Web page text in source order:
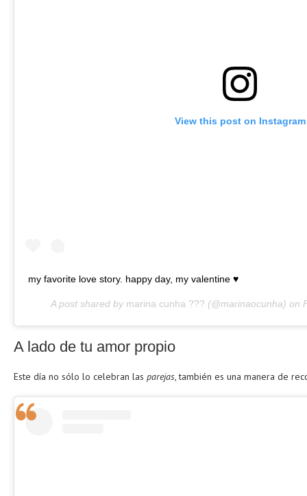
View this post on Instagram
my favorite love story. happy day, my valentine ♥️
A post shared by marina cunha ??? (@marinaocunha) on
A lado de tu amor propio
Este día no sólo lo celebran las parejas, también es una manera de